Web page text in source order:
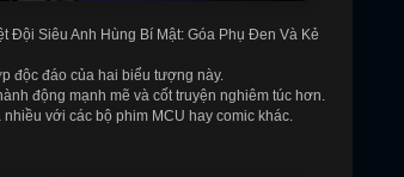
Đội Siêu Anh Hùng Bí Mật: Góa Phụ Đen Và Kẻ
độc đáo của hai biểu tượng này.
động mạnh mẽ và cốt truyện nghiêm túc hơn.
với các bộ phim MCU hay comic khác.